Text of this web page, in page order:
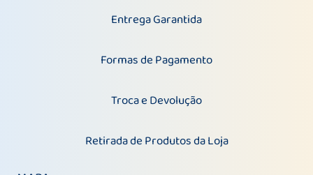
Entrega Garantida
Formas de Pagamento
Troca e Devolução
Retirada de Produtos da Loja